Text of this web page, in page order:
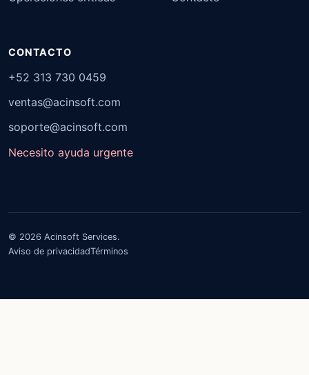
CONTACTO
+52 313 730 0459
ventas@acinsoft.com
soporte@acinsoft.com
Necesito ayuda urgente
© 2026 Acinsoft Services.
Aviso de privacidadTérminos